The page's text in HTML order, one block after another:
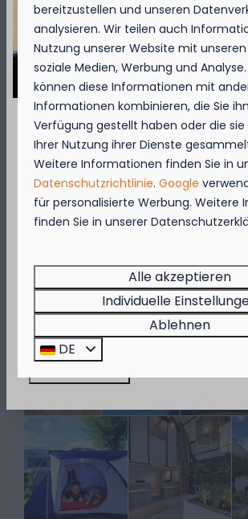
September =
Genießen Sie vom 1. bis zum 29.
% Rabatt auf den Preis für
Personen!
Brasserie VierTorrein Nieuwpoort
Grill & Terracein Westende.
Beeilen Sie sich, denn die Aktion
der Vorrat reicht!
bereitzustellen und unseren
analysieren. Wir teilen auch
Nutzung unserer Website mit
soziale Medien, Werbung und
können diese Informationen mit
Informationen kombinieren, die Sie
Verfügung gestellt haben oder die
Ihrer Nutzung ihrer Dienste
Weitere Informationen finden Sie in
Datenschutzrichtlinie.Google
für personalisierte Werbung. Weitere
finden Sie in unserer
Alle akzeptieren
Individuelle
Ablehnen
DE